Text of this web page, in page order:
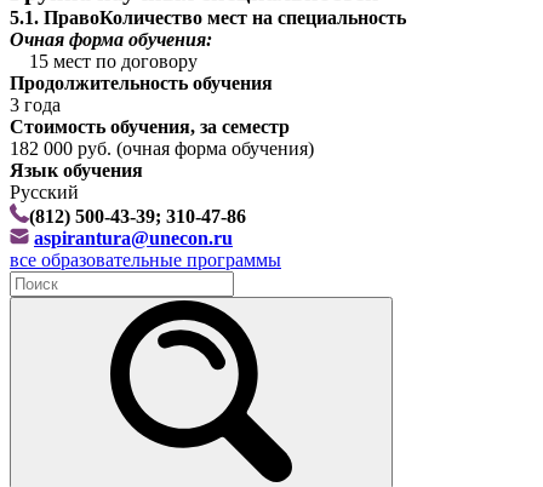
5.1. ПравоКоличество мест на специальность
Очная форма обучения:
15 мест по договору
Продолжительность обучения
3 года
Стоимость обучения, за семестр
182 000 руб. (очная форма обучения)
Язык обучения
Русский
(812) 500-43-39; 310-47-86
aspirantura@unecon.ru
все образовательные программы